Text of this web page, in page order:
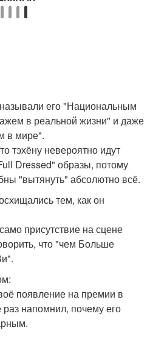
его "Национальным
в реальной жизни" и даже
в мире".
тэхёну невероятно идут
Dressed" образы, потому
"вытянуть" абсолютно всё.
тем, как он
присутствие на сцене
что "чем Больше
появление на премии в
напомнил, почему его